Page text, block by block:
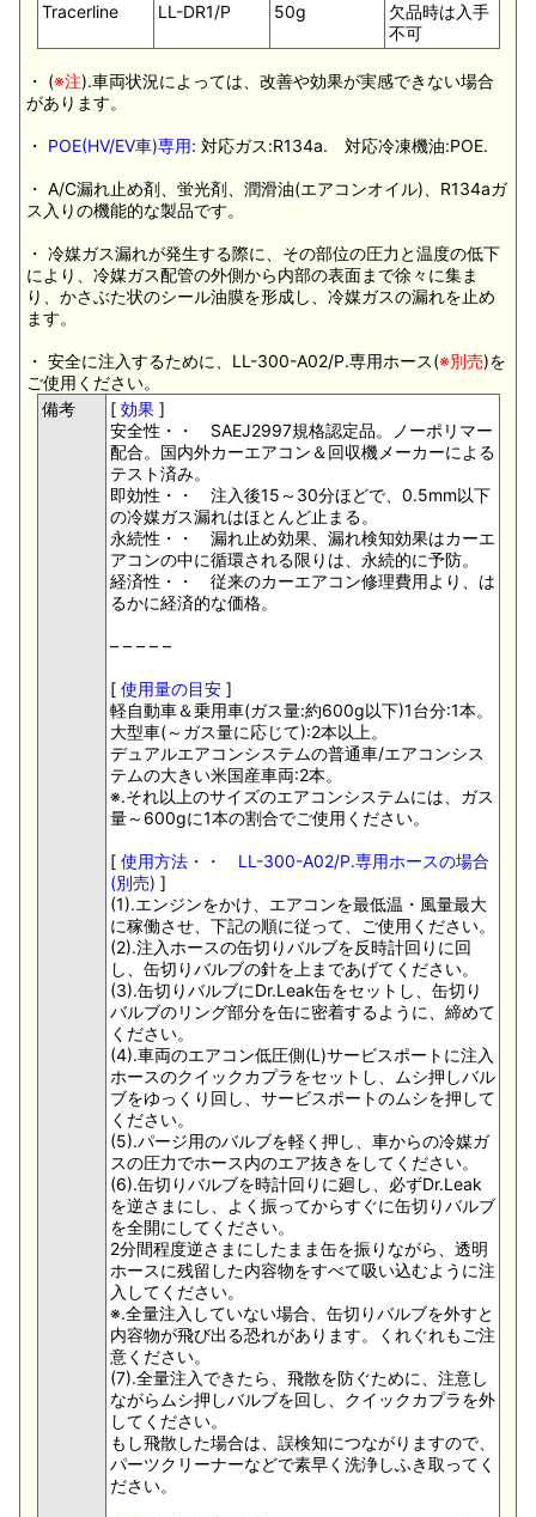
Tracerline
LL-DR1/P 50g
欠品時は入手
不可
・ (※注).車両状況によっては、改善や効果が実感できない場合
があります。
・ POE(HV/EV車)専用: 対応ガス:R134a. 対応冷凍機油:POE.
・ A/C漏れ止め剤、蛍光剤、潤滑油(エアコンオイル)、R134aガ
ス入りの機能的な製品です。
・ 冷媒ガス漏れが発生する際に、その部位の圧力と温度の低下
により、冷媒ガス配管の外側から内部の表面まで徐々に集ま
り、かさぶた状のシール油膜を形成し、冷媒ガスの漏れを止め
ます。
・ 安全に注入するために、LL-300-A02/P.専用ホース(※別売)を
ご使用ください。
備考
[ 効果]
安全性・・ SAEJ2997規格認定品。ノーポリマー
配合。国内外カーエアコン＆回収機メーカーによる
テスト済み。
即効性・・ 注入後15～30分ほどで、0.5mm以下
の冷媒ガス漏れはほとんど止まる。
永続性・・ 漏れ止め効果、漏れ検知効果はカーエ
アコンの中に循環される限りは、永続的に予防。
経済性・・ 従来のカーエアコン修理費用より、は
るかに経済的な価格。
– – – – –
[ 使用量の目安]
軽自動車＆乗用車(ガス量:約600g以下)1台分:1本。
大型車(～ガス量に応じて):2本以上。
デュアルエアコンシステムの普通車/エアコンシス
テムの大きい米国産車両:2本。
※.それ以上のサイズのエアコンシステムには、ガス
量～600gに1本の割合でご使用ください。
[ 使用方法・・ LL-300-A02/P.専用ホースの場合
(別売) ]
(1).エンジンをかけ、エアコンを最低温・風量最大
に稼働させ、下記の順に従って、ご使用ください。
(2).注入ホースの缶切りバルブを反時計回りに回
し、缶切りバルブの針を上まであげてください。
(3).缶切りバルブにDr.Leak缶をセットし、缶切り
バルブのリング部分を缶に密着するように、締めて
ください。
(4).車両のエアコン低圧側(L)サービスポートに注入
ホースのクイックカプラをセットし、ムシ押しバル
ブをゆっくり回し、サービスポートのムシを押して
ください。
(5).パージ用のバルブを軽く押し、車からの冷媒ガ
スの圧力でホース内のエア抜きをしてください。
(6).缶切りバルブを時計回りに廻し、必ずDr.Leak
を逆さまにし、よく振ってからすぐに缶切りバルブ
を全開にしてください。
2分間程度逆さまにしたまま缶を振りながら、透明
ホースに残留した内容物をすべて吸い込むように注
入してください。
※.全量注入していない場合、缶切りバルブを外すと
内容物が飛び出る恐れがあります。くれぐれもご注
意ください。
(7).全量注入できたら、飛散を防ぐために、注意し
ながらムシ押しバルブを回し、クイックカプラを外
してください。
もし飛散した場合は、誤検知につながりますので、
パーツクリーナーなどで素早く洗浄しふき取ってく
ださい。